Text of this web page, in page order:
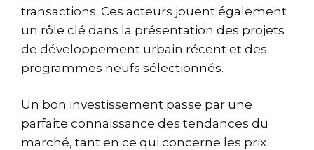
transactions. Ces acteurs jouent également
un rôle clé dans la présentation des projets
de développement urbain récent et des
programmes neufs sélectionnés.
Un bon investissement passe par une
parfaite connaissance des tendances du
marché, tant en ce qui concerne les prix